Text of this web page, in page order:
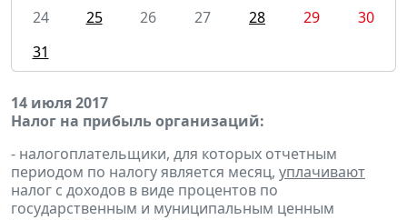
24
25 26 27 28 29
30
31
14 июля 2017
Налог на прибыль организаций:
- налогоплательщики, для которых отчетным
периодом по налогу является месяц, уплачивают
налог с доходов в виде процентов по
государственным и муниципальным ценным